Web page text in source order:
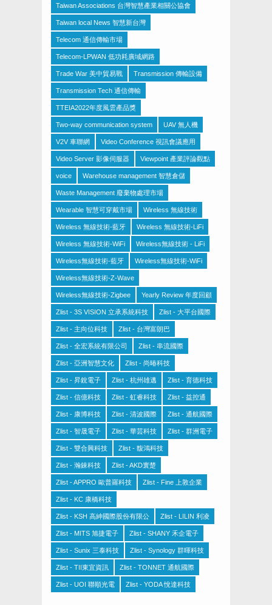
Taiwan Associations 台灣智慧產業相關公協會
Taiwan local News 智慧新台灣
Telecom 通信傳輸市場
Telecom-LPWAN 低功耗廣域網路
Trade War 美中貿易戰 Transmission 傳輸設備
Transmission Tech 通信傳輸
TTEIA2022年度風雲產品獎
Two-way communication system UAV 無人機
V2V 車聯網 Video Conference 視訊會議應用
Video Server 影像伺服器 Viewpoint 產業評論觀點
voice Warehouse management 智慧倉儲
Waste Management 廢棄物處理市場
Wearable 智慧可穿戴市場 Wireless 無線技術
Wireless 無線技術-藍牙 Wireless 無線技術-LiFi
Wireless 無線技術-WiFi Wireless無線技術 - LiFi
Wireless無線技術-藍牙 Wireless無線技術-WiFi
Wireless無線技術-Z-Wave
Wireless無線技術-Zigbee Yearly Review 年度回顧
Zlist - 3S VISION 立承系統科技 Zlist - 大平台國際
Zlist - 主向位科技 Zlist - 台灣富朗巴
Zlist - 全宏系統有限公司 Zlist - 串流國際
Zlist - 亞洲智慧文化 Zlist - 尚暙科技
Zlist - 昇銳電子 Zlist - 杭州雄邁 Zlist - 育德科技
Zlist - 信億科技 Zlist - 虹睿科技 Zlist - 益控通
Zlist - 康博科技 Zlist - 清波國際 Zlist - 通航國際
Zlist - 智晟電子 Zlist - 華芸科技 Zlist - 群洲電子
Zlist - 雙合興科技 Zlist - 馥鴻科技
Zlist - 瀚錸科技 Zlist - AKD寰楚
Zlist - APPRO 歐普羅科技 Zlist - Fine 上敦企業
Zlist - KC 康橋科技
Zlist - KSH 高紳國際股份有限公 Zlist - LILIN 利凌
Zlist - MITS 旭捷電子 Zlist - SHANY 禾企電子
Zlist - Sunix 三泰科技 Zlist - Synology 群暉科技
Zlist - TII東宜資訊 Zlist - TONNET 通航國際
Zlist - UOI 聯順光電 Zlist - YODA 悅達科技